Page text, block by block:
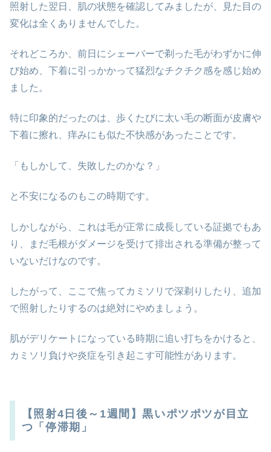
照射した翌日、肌の状態を確認してみましたが、見た目の
変化は全くありませんでした。
それどころか、前日にシェーバーで剃った毛がわずかに伸
び始め、下着に引っかかって猛烈なチクチク感を感じ始め
ました。
特に印象的だったのは、歩くたびに太い毛の断面が皮膚や
下着に擦れ、痒みにも似た不快感があったことです。
「もしかして、失敗したのかな？」
と不安になるのもこの時期です。
しかしながら、これは毛が正常に成長している証拠でもあ
り、まだ毛根がダメージを受けて排出される準備が整って
いないだけなのです。
したがって、ここで焦ってカミソリで深剃りしたり、追加
で照射したりするのは絶対にやめましょう。
肌がデリケートになっている時期に追い打ちをかけると、
カミソリ負けや炎症を引き起こす可能性があります。
【照射4日後～1週間】黒いポツポツが目立
つ「停滞期」